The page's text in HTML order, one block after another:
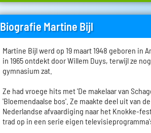
Biografie Martine Bijl
Martine Bijl werd op 19 maart 1948 geboren in
in 1965 ontdekt door Willem Duys, terwijl ze
gymnasium zat.
Ze had vroege hits met 'De makelaar van
'Bloemendaalse bos'. Ze maakte deel uit van
Nederlandse afvaardiging naar het Knokke-
trad op in een serie eigen